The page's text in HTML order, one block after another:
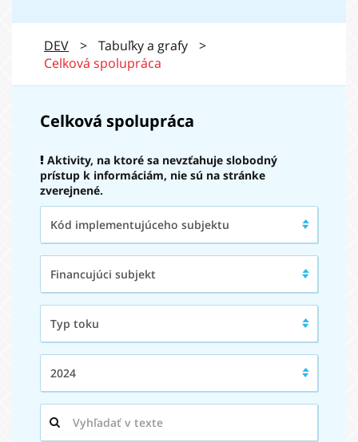
DEV > Tabuľky a grafy
>
Celková spolupráca
Celková spolupráca
Aktivity, na ktoré sa nevzťahuje slobodný
prístup k informáciám, nie sú na stránke
zverejnené.
Kód
implementujúceho
subjektu:
Kód implementujúceho subjektu
Financujúci
subjekt:
Financujúci subjekt
Typ
toku:
Typ toku
Rok:
2024
Hľadaný
výraz: